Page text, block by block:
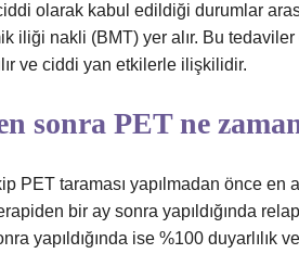
olarak kabul edildiği durumlar
iliği nakli (BMT) yer alır. Bu
ve ciddi yan etkilerle ilişkilidir.
sonra PET ne
PET taraması yapılmadan önce
bir ay sonra yapıldığında
yapıldığında ise %100 duyarlılık